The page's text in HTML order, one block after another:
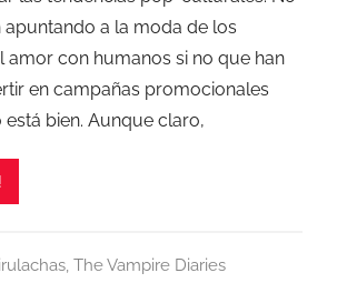
apuntando a la moda de los
amor con humanos si no que han
en campañas promocionales
está bien. Aunque claro,
, The Vampire Diaries